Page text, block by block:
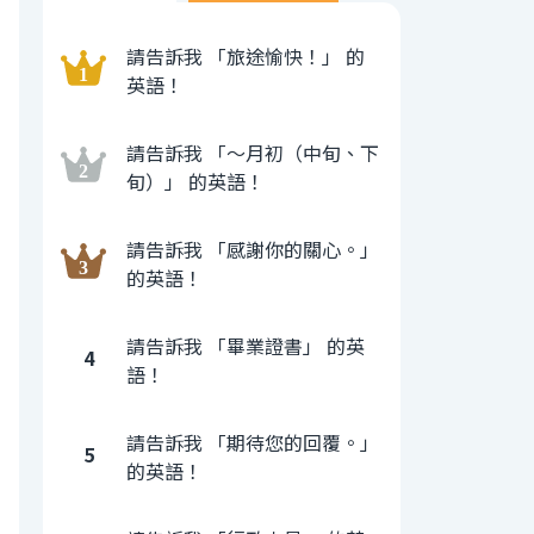
請告訴我 「旅途愉快！」 的
英語！
請告訴我 「〜月初（中旬、下
旬）」 的英語！
請告訴我 「感謝你的關心。」
的英語！
4
請告訴我 「畢業證書」 的英
語！
5
請告訴我 「期待您的回覆。」
的英語！